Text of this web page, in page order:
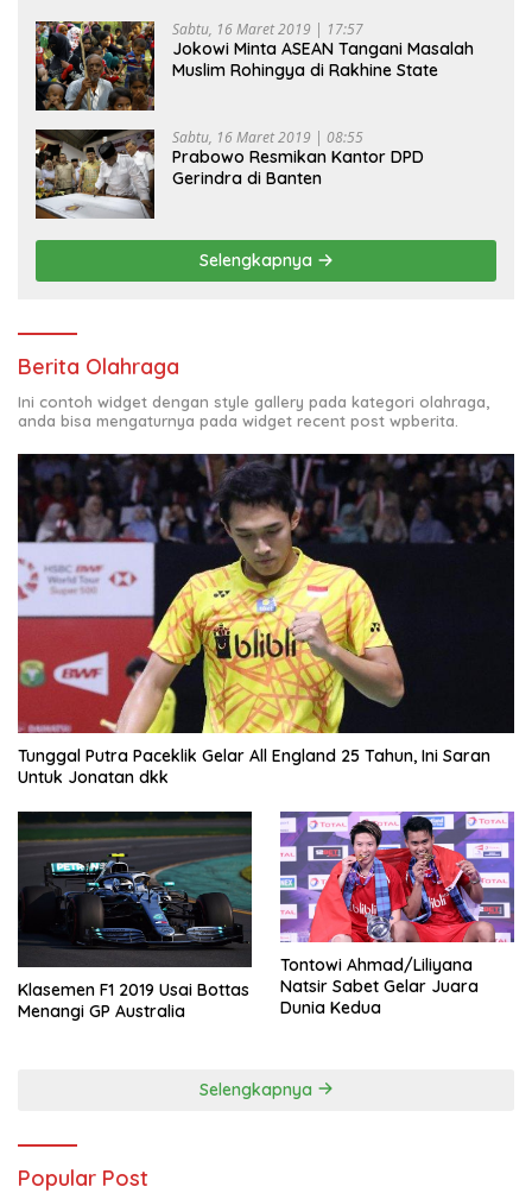
Sabtu, 16 Maret 2019 | 17:57
Jokowi Minta ASEAN Tangani Masalah
Muslim Rohingya di Rakhine State
Sabtu, 16 Maret 2019 | 08:55
Prabowo Resmikan Kantor DPD
Gerindra di Banten
Selengkapnya
Berita Olahraga
Ini contoh widget dengan style gallery pada kategori olahraga,
anda bisa mengaturnya pada widget recent post wpberita.
Tunggal Putra Paceklik Gelar All England 25 Tahun, Ini Saran
Untuk Jonatan dkk
Klasemen F1 2019 Usai Bottas
Menangi GP Australia
Tontowi Ahmad/Liliyana
Natsir Sabet Gelar Juara
Dunia Kedua
Selengkapnya
Popular Post